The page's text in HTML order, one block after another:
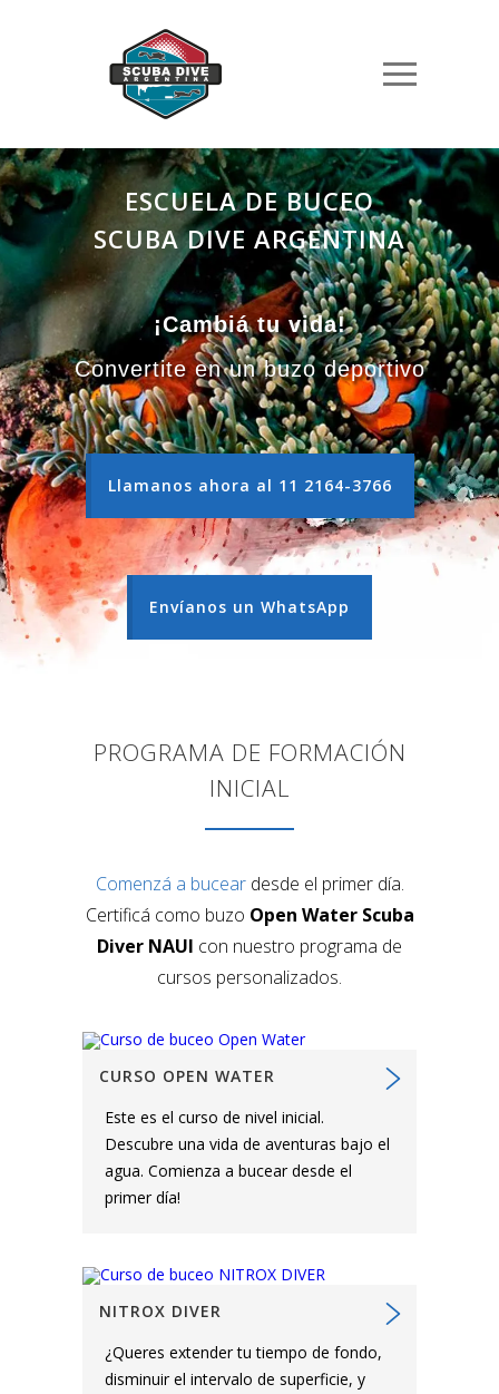
ESCUELA DE BUCEO
SCUBA DIVE ARGENTINA
¡Cambiá tu vida!
Convertite en un buzo deportivo
Llamanos ahora al 11 2164-3766
Envíanos un WhatsApp
PROGRAMA DE FORMACIÓN
INICIAL
Comenzá a buceardesde el primer día.
Certificá como buzo Open Water Scuba
Diver NAUI con nuestro programa de
cursos personalizados.
CURSO OPEN WATER
Este es el curso de nivel inicial.
Descubre una vida de aventuras bajo el
agua. Comienza a bucear desde el
primer día!
NITROX DIVER
¿Queres extender tu tiempo de fondo,
disminuir el intervalo de superficie, y